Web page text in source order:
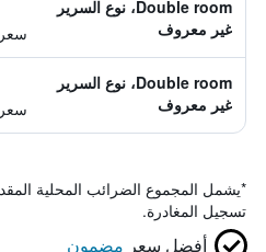
Double room، نوع السرير
غير معروف
سعر
Double room، نوع السرير
غير معروف
سعر
*يشمل المجموع الضرائب المحلية
تسجيل المغادرة.
أفضل سعر مضمون